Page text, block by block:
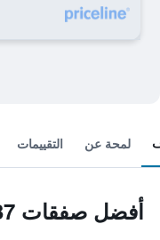
لمحة عن التقييمات
أفضل صفقات 237 هوتل